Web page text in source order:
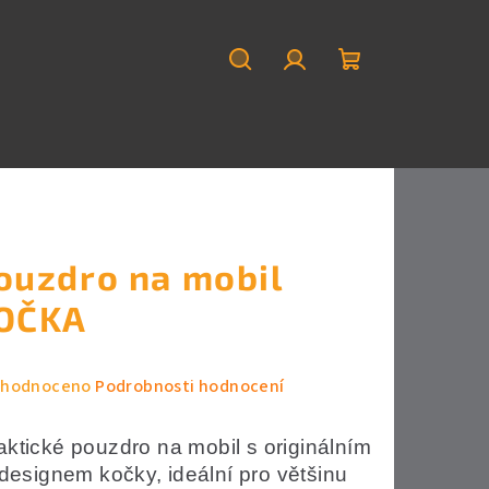
na mobil
Podrobnosti hodnocení
pouzdro na mobil s originálním
kočky, ideální pro většinu